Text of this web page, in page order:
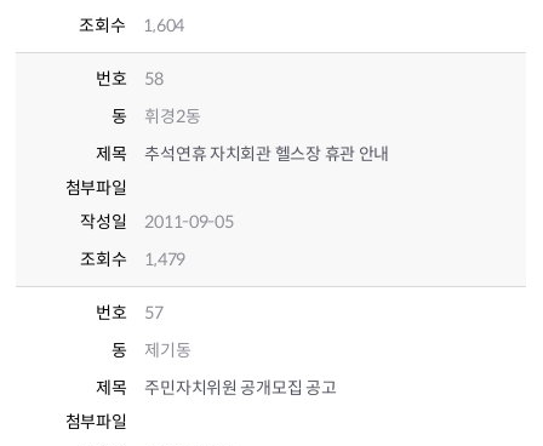
조회수
1,604
번호
58
동
휘경2동
제목
추석연휴 자치회관 헬스장 휴관 안내
첨부파일
작성일
2011-09-05
조회수
1,479
번호
57
동
제기동
제목
주민자치위원 공개모집 공고
첨부파일